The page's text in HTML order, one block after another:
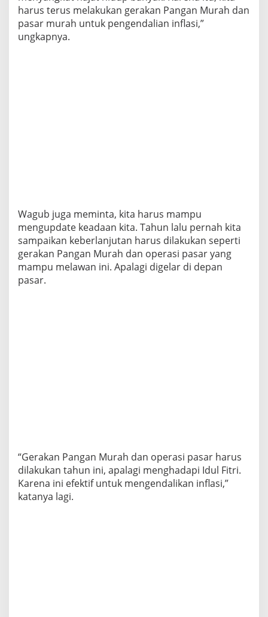
harus terus melakukan gerakan Pangan Murah dan
pasar murah untuk pengendalian inflasi,”
ungkapnya.
Wagub juga meminta, kita harus mampu
mengupdate keadaan kita. Tahun lalu pernah kita
sampaikan keberlanjutan harus dilakukan seperti
gerakan Pangan Murah dan operasi pasar yang
mampu melawan ini. Apalagi digelar di depan
pasar.
“Gerakan Pangan Murah dan operasi pasar harus
dilakukan tahun ini, apalagi menghadapi Idul Fitri.
Karena ini efektif untuk mengendalikan inflasi,”
katanya lagi.